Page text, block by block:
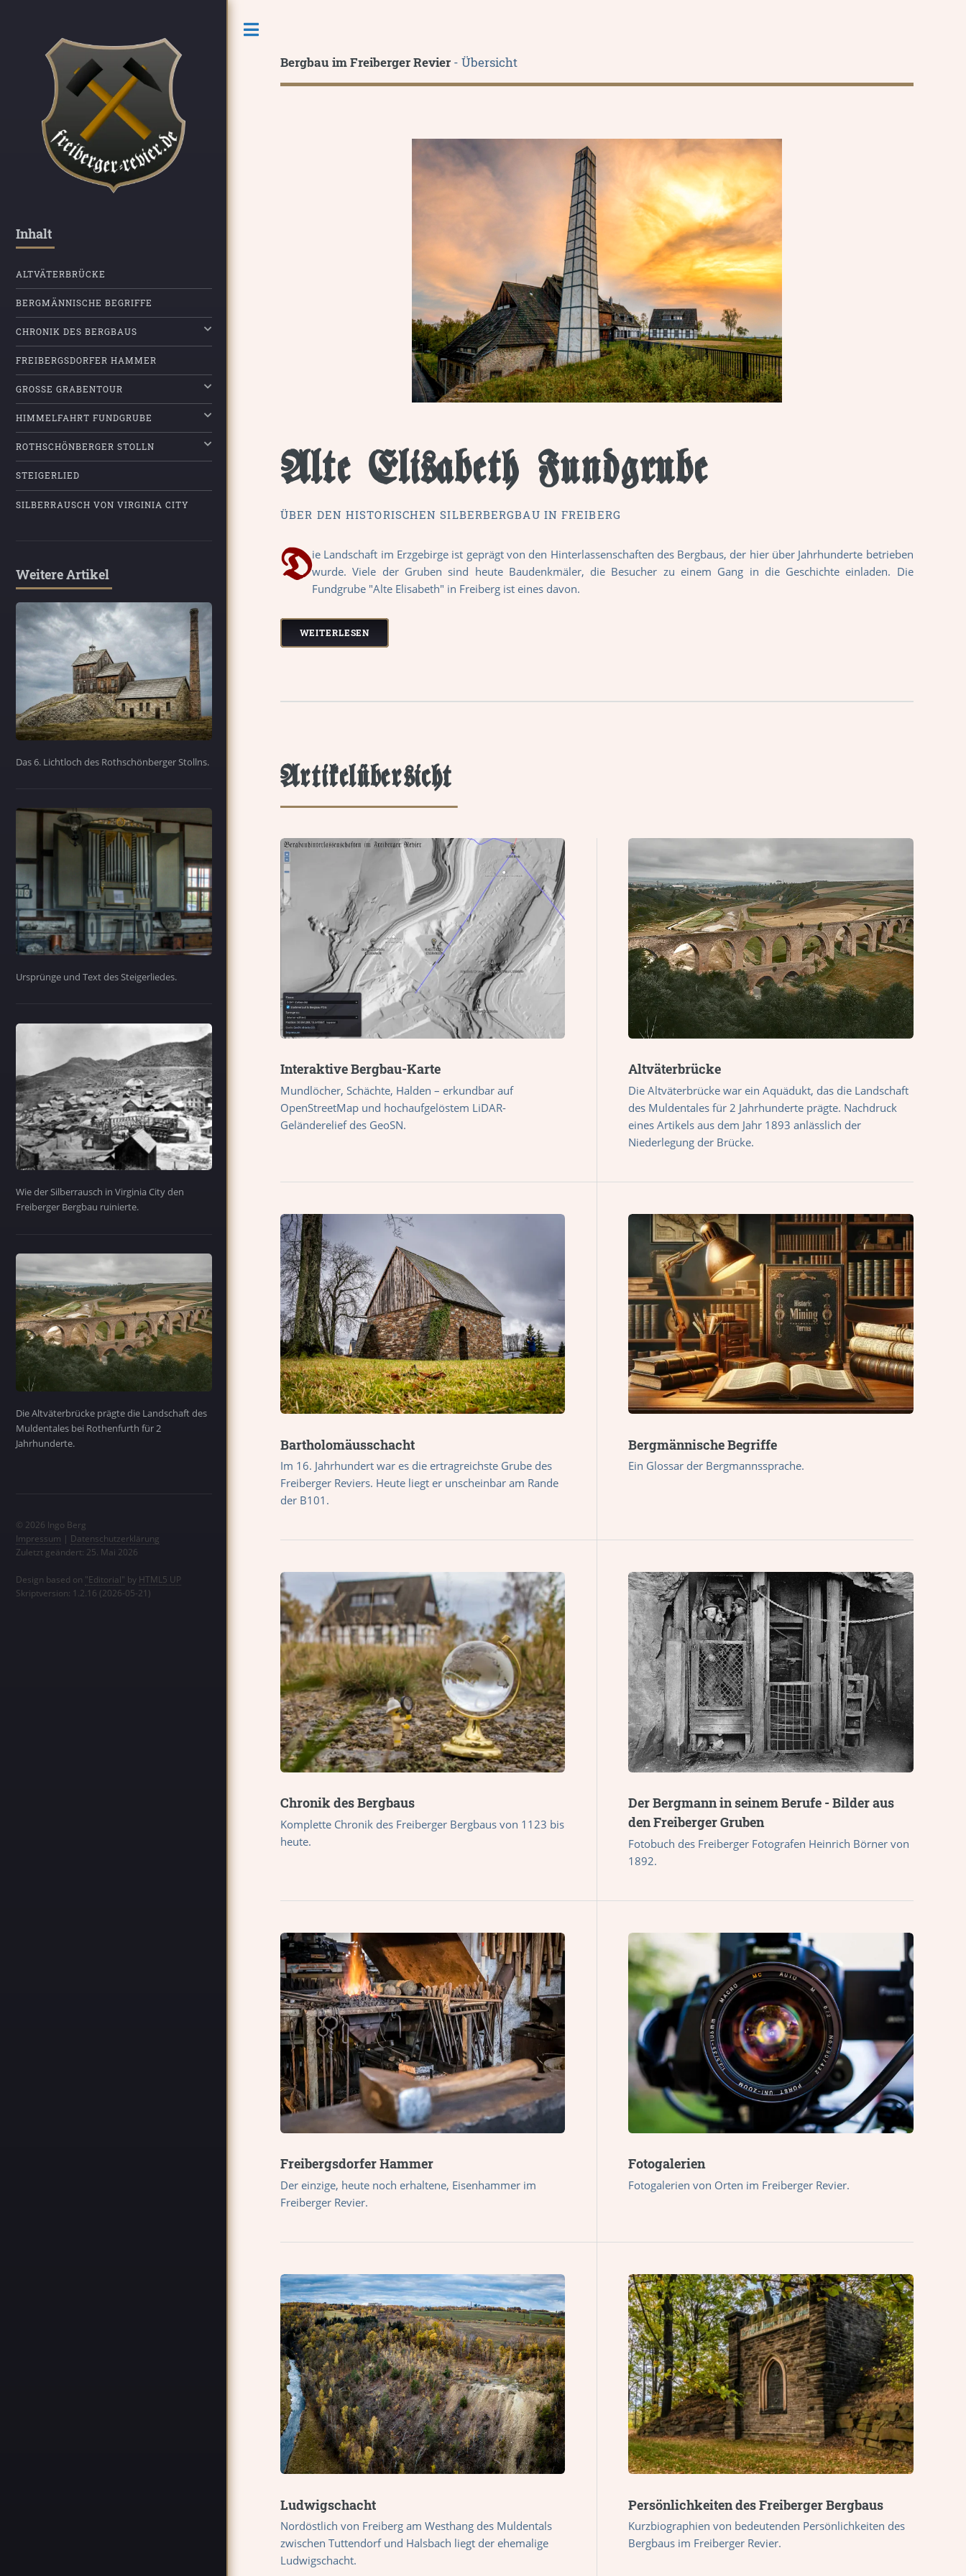
Bergbau im Freiberger Revier - Übersicht
Alte Elisabeth Fundgrube
ÜBER DEN HISTORISCHEN SILBERBERGBAU IN FREIBERG
Die Landschaft im Erzgebirge ist geprägt von den Hinterlassenschaften des Bergbaus, der hier über Jahrhunderte betrieben
wurde. Viele der Gruben sind heute Baudenkmäler, die Besucher zu einem Gang in die Geschichte einladen. Die
Fundgrube "Alte Elisabeth" in Freiberg ist eines davon.
WEITERLESEN
Artikelübersicht
Interaktive Bergbau-Karte
Mundlöcher, Schächte, Halden – erkundbar auf
OpenStreetMap und hochaufgelöstem LiDAR-
Geländerelief des GeoSN.
Altväterbrücke
Die Altväterbrücke war ein Aquädukt, das die Landschaft
des Muldentales für 2 Jahrhunderte prägte. Nachdruck
eines Artikels aus dem Jahr 1893 anlässlich der
Niederlegung der Brücke.
Bartholomäusschacht
Im 16. Jahrhundert war es die ertragreichste Grube des
Freiberger Reviers. Heute liegt er unscheinbar am Rande
der B101.
Bergmännische Begriffe
Ein Glossar der Bergmannssprache.
Chronik des Bergbaus
Komplette Chronik des Freiberger Bergbaus von 1123 bis
heute.
Der Bergmann in seinem Berufe - Bilder aus
den Freiberger Gruben
Fotobuch des Freiberger Fotografen Heinrich Börner von
1892.
Freibergsdorfer Hammer
Der einzige, heute noch erhaltene, Eisenhammer im
Freiberger Revier.
Fotogalerien
Fotogalerien von Orten im Freiberger Revier.
Ludwigschacht
Nordöstlich von Freiberg am Westhang des Muldentals
zwischen Tuttendorf und Halsbach liegt der ehemalige
Ludwigschacht.
Persönlichkeiten des Freiberger Bergbaus
Kurzbiographien von bedeutenden Persönlichkeiten des
Bergbaus im Freiberger Revier.
Inhalt
ALTVÄTERBRÜCKE
BERGMÄNNISCHE BEGRIFFE
CHRONIK DES BERGBAUS
FREIBERGSDORFER HAMMER
GROSSE GRABENTOUR
HIMMELFAHRT FUNDGRUBE
ROTHSCHÖNBERGER STOLLN
STEIGERLIED
SILBERRAUSCH VON VIRGINIA CITY
Weitere Artikel
Das 6. Lichtloch des Rothschönberger Stollns.
Ursprünge und Text des Steigerliedes.
Wie der Silberrausch in Virginia City den
Freiberger Bergbau ruinierte.
Die Altväterbrücke prägte die Landschaft des
Muldentales bei Rothenfurth für 2
Jahrhunderte.
© 2026 Ingo Berg
Impressum | Datenschutzerklärung
Zuletzt geändert: 25. Mai 2026
Design based on "Editorial" by HTML5 UP
Skriptversion: 1.2.16 (2026-05-21)